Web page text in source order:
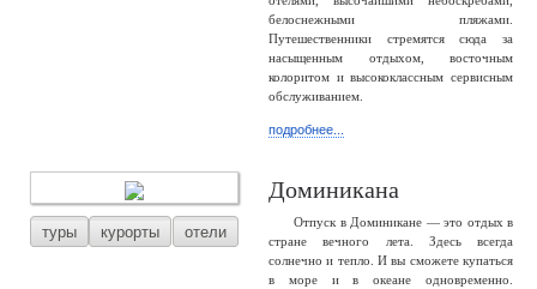
белоснежными пляжами.
Путешественники стремятся сюда за
насыщенным отдыхом, восточным
колоритом и высококлассным сервисным
обслуживанием.
подробнее...
туры курорты отели
Доминикана
Отпуск в Доминикане — это отдых в
стране вечного лета. Здесь всегда
солнечно и тепло. И вы сможете купаться
в море и в океане одновременно.